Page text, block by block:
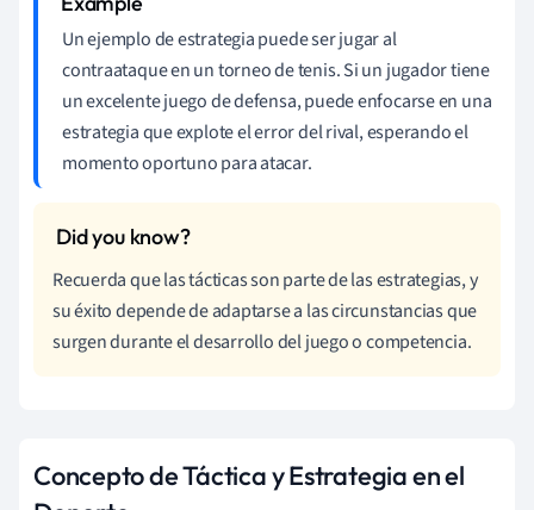
Un ejemplo de estrategia puede ser jugar al
contraataque en un torneo de tenis. Si un jugador tiene
un excelente juego de defensa, puede enfocarse en una
estrategia que explote el error del rival, esperando el
momento oportuno para atacar.
Recuerda que las tácticas son parte de las estrategias, y
su éxito depende de adaptarse a las circunstancias que
surgen durante el desarrollo del juego o competencia.
Concepto de Táctica y Estrategia en el